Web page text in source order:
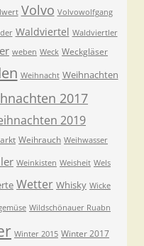
Volvo Volvowolfgang
Waldviertel Waldviertler
weben Weck Weckgläser
Weihnacht Weihnachten
2017
2019
Weihrauch Weihwasser
Weinkisten Weisheit Wels
Wetter Whisky Wicke
Wildschönauer Ruabn
Winter 2015 Winter 2017